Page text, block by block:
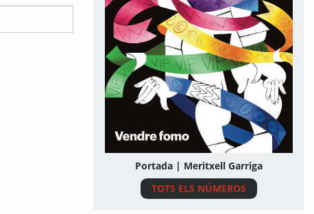
Portada | Meritxell Garriga
TOTS ELS NÚMEROS